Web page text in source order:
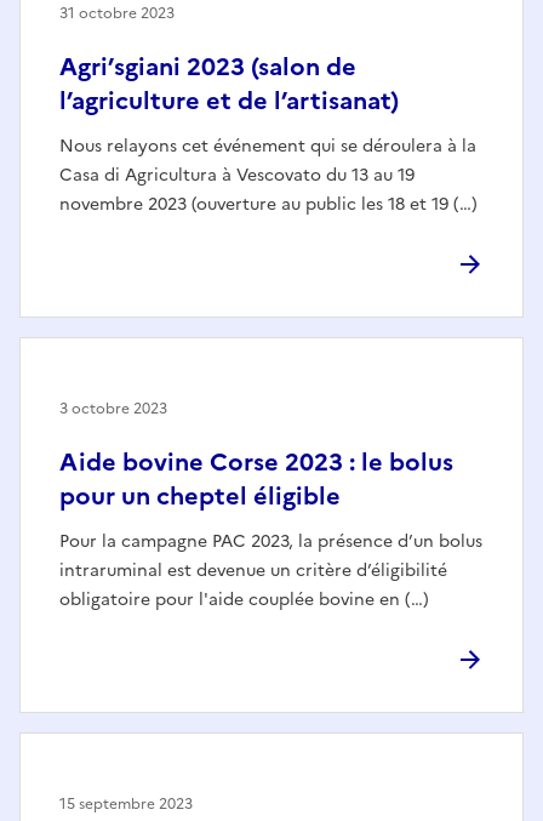
Agri’sgiani 2023 (salon de
l’agriculture et de l’artisanat)
Nous relayons cet événement qui se déroulera à la
Casa di Agricultura à Vescovato du 13 au 19
novembre 2023 (ouverture au public les 18 et 19 (…)
31 octobre 2023
Aide bovine Corse 2023 : le bolus
pour un cheptel éligible
Pour la campagne PAC 2023, la présence d’un bolus
intraruminal est devenue un critère d’éligibilité
obligatoire pour l'aide couplée bovine en (…)
3 octobre 2023
15 septembre 2023